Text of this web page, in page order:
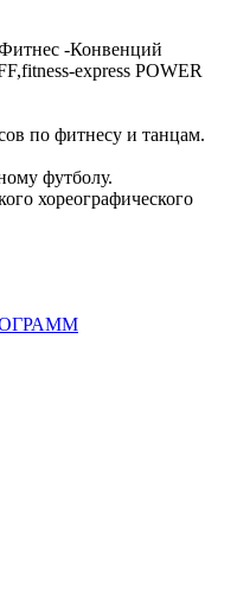
-Конвенций
express POWER
по фитнесу и танцам.
футболу.
хореографического